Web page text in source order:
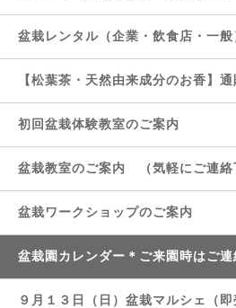
盆栽レンタル（企業・飲食店・一
【松葉茶・天然由来成分のお香】通
初回盆栽体験教室のご案内
盆栽教室のご案内 （気軽にご連絡
盆栽ワークショップのご案内
盆栽園カレンダー＊ご来園時はご
９月１３日（日）盆栽マルシェ（